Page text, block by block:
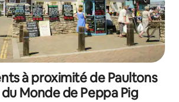
à proximité de Paultons
Monde de Peppa Pig